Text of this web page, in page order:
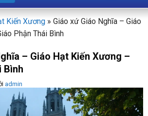
Kiến Xương » Giáo xứ Giáo Nghĩa – Giáo
Phận Thái Bình
– Giáo Hạt Kiến Xương –
Bình
admin